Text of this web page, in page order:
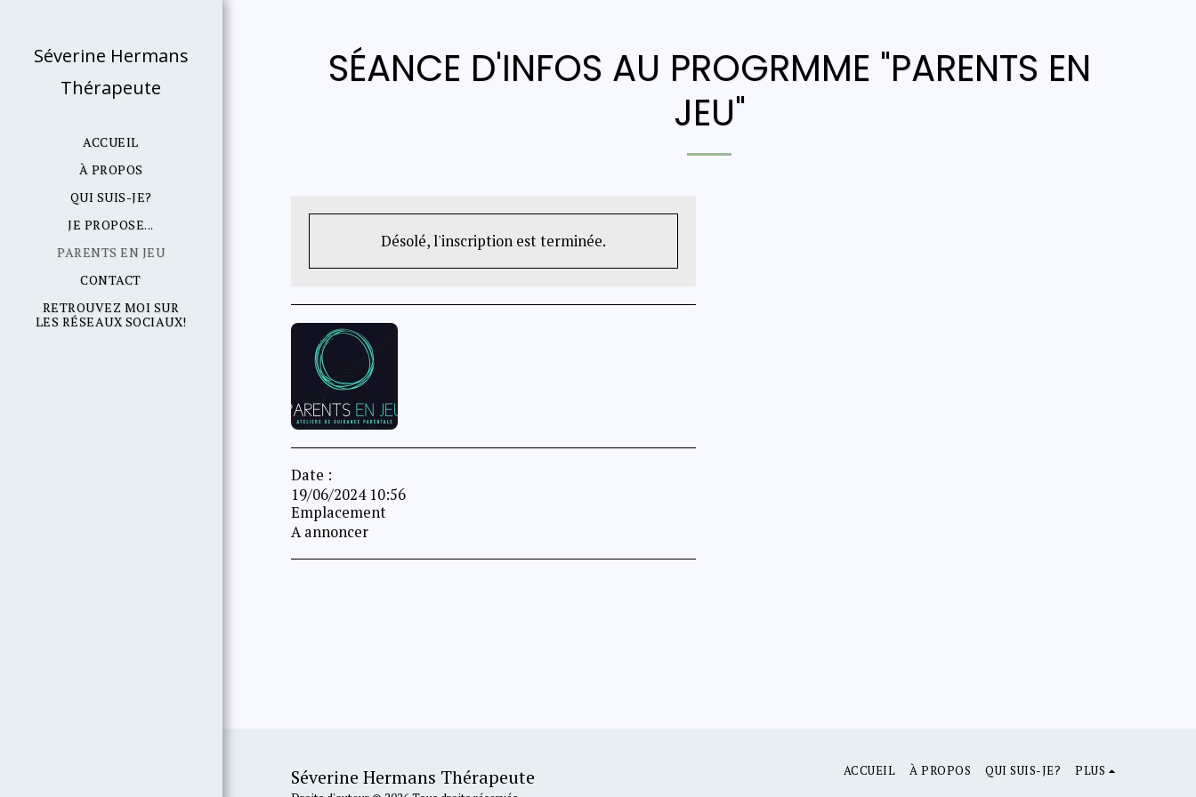
Séverine Hermans
Thérapeute
ACCUEIL
À PROPOS
QUI SUIS-JE?
JE PROPOSE...
PARENTS EN JEU
CONTACT
RETROUVEZ MOI SUR
LES RÉSEAUX SOCIAUX!
SÉANCE D'INFOS AU PROGRMME "PARENTS EN
JEU"
Désolé, l'inscription est terminée.
Date :
19/06/2024 10:56
Emplacement
A annoncer
Séverine Hermans Thérapeute ACCUEIL À PROPOS QUI SUIS-JE? PLUS